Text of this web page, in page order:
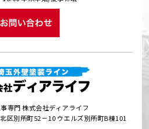
専門 株式会社ディアライフ
区別所町52－10 ウエルズ別所町B棟101